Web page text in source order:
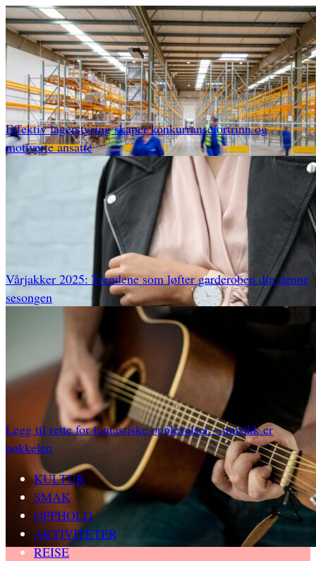
Effektiv lagerstyring skaper konkurransefortrinn og
motiverte ansatte
Vårjakker 2025: Trendene som løfter garderoben din denne
sesongen
Legg til rette for fantastiske opplevelser – musikk er
nøkkelen
KULTUR
SMAK
OPPHOLD
AKTIVITETER
REISE